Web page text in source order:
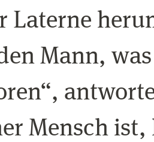
Laterne
Mann,
Mensch